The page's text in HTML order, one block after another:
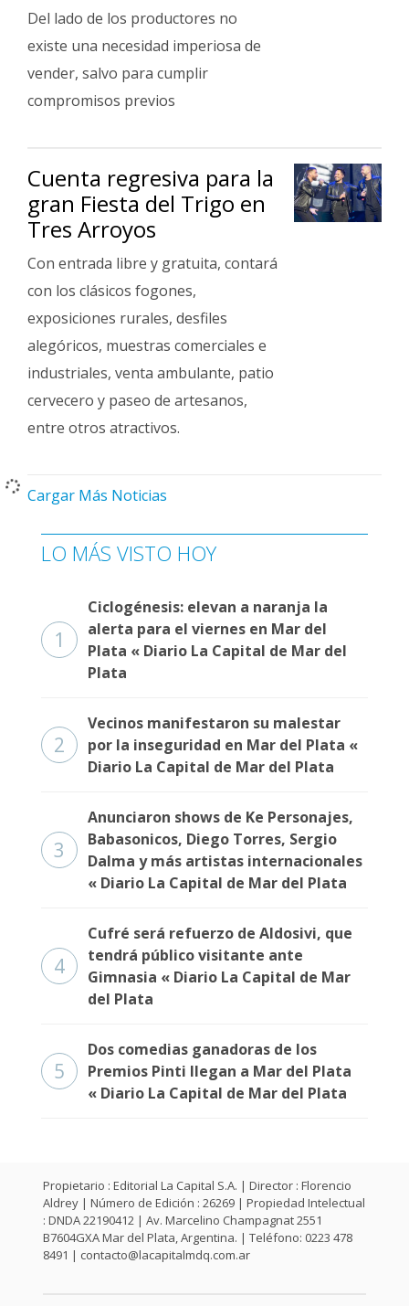
Del lado de los productores no
existe una necesidad imperiosa de
vender, salvo para cumplir
compromisos previos
Cuenta regresiva para la
gran Fiesta del Trigo en
Tres Arroyos
Con entrada libre y gratuita, contará
con los clásicos fogones,
exposiciones rurales, desfiles
alegóricos, muestras comerciales e
industriales, venta ambulante, patio
cervecero y paseo de artesanos,
entre otros atractivos.
Cargar Más Noticias
LO MÁS VISTO HOY
1
Ciclogénesis: elevan a naranja la
alerta para el viernes en Mar del
Plata « Diario La Capital de Mar del
Plata
2
Vecinos manifestaron su malestar
por la inseguridad en Mar del Plata «
Diario La Capital de Mar del Plata
3
Anunciaron shows de Ke Personajes,
Babasonicos, Diego Torres, Sergio
Dalma y más artistas internacionales
« Diario La Capital de Mar del Plata
4
Cufré será refuerzo de Aldosivi, que
tendrá público visitante ante
Gimnasia « Diario La Capital de Mar
del Plata
5
Dos comedias ganadoras de los
Premios Pinti llegan a Mar del Plata
« Diario La Capital de Mar del Plata
Propietario : Editorial La Capital S.A. | Director : Florencio
Aldrey | Número de Edición : 26269 | Propiedad Intelectual
: DNDA 22190412 | Av. Marcelino Champagnat 2551
B7604GXA Mar del Plata, Argentina. | Teléfono: 0223 478
8491 | contacto@lacapitalmdq.com.ar